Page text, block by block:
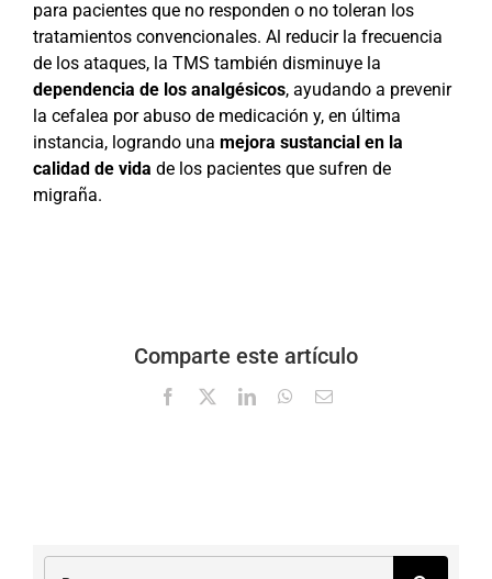
para pacientes que no responden o no toleran los
tratamientos convencionales. Al reducir la frecuencia
de los ataques, la TMS también disminuye la
dependencia de los analgésicos, ayudando a prevenir
la cefalea por abuso de medicación y, en última
instancia, logrando una mejora sustancial en la
calidad de vida de los pacientes que sufren de
migraña.
Comparte este artículo
Facebook LinkedInWhatsApp
Correo